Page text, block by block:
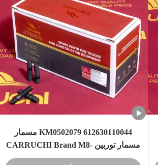
612630110044 KM0502079 مسمار
مسمار توربين CARRUCHI Brand M8-
35